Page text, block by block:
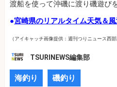
渡船を使って沖磯に渡り磯遊び
●宮崎県のリアルタイム天気＆
（アイキャッチ画像提供：週刊つりニュース西部
TSURINEWS編集部
海釣り 磯釣り